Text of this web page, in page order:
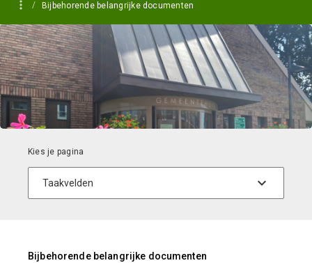
Bijbehorende belangrijke documenten
Bijbehorende belangrijke documenten